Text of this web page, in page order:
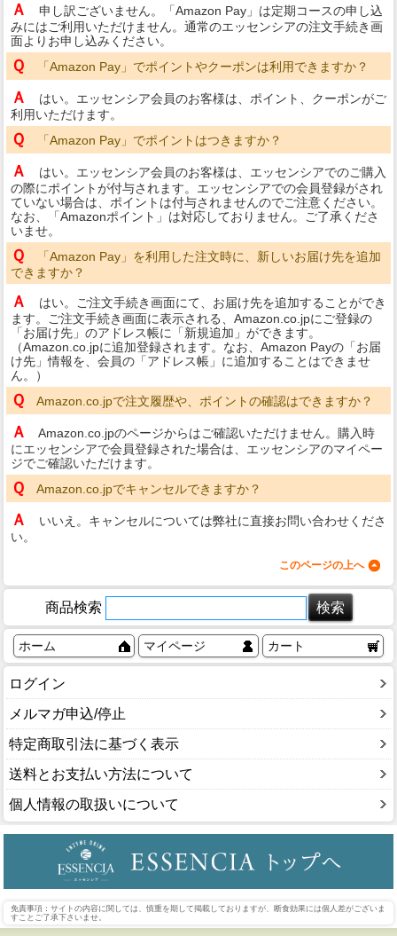
Ａ
申し訳ございません。「Amazon Pay」は定期コースの申し込
みにはご利用いただけません。通常のエッセンシアの注文手続き画
面よりお申し込みください。
Ｑ 「Amazon Pay」でポイントやクーポンは利用できますか？
Ａ
はい。エッセンシア会員のお客様は、ポイント、クーポンがご
利用いただけます。
Ｑ 「Amazon Pay」でポイントはつきますか？
Ａ
はい。エッセンシア会員のお客様は、エッセンシアでのご購入
の際にポイントが付与されます。エッセンシアでの会員登録がされ
ていない場合は、ポイントは付与されませんのでご注意ください。
なお、「Amazonポイント」は対応しておりません。ご了承くださ
いませ。
Ｑ 「Amazon Pay」を利用した注文時に、新しいお届け先を追加
できますか？
Ａ
はい。ご注文手続き画面にて、お届け先を追加することができ
ます。ご注文手続き画面に表示される、Amazon.co.jpにご登録の
「お届け先」のアドレス帳に「新規追加」ができます。
（Amazon.co.jpに追加登録されます。なお、Amazon Payの「お届
け先」情報を、会員の「アドレス帳」に追加することはできませ
ん。）
Ｑ Amazon.co.jpで注文履歴や、ポイントの確認はできますか？
Ａ
Amazon.co.jpのページからはご確認いただけません。購入時
にエッセンシアで会員登録された場合は、エッセンシアのマイペー
ジでご確認いただけます。
Ｑ Amazon.co.jpでキャンセルできますか？
Ａ
いいえ。キャンセルについては弊社に直接お問い合わせくださ
い。
このページの上へ
商品検索
ホーム マイページ カート
ログイン
メルマガ申込/停止
特定商取引法に基づく表示
送料とお支払い方法について
個人情報の取扱いについて
免責事項：サイトの内容に関しては、慎重を期して掲載しておりますが、断食効果には個人差がございま
すことご了承下さいませ。